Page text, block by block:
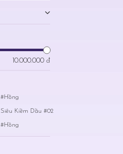
10.000.000 đ
#Hồng
Siêu Kiềm Dầu #02
#Hồng